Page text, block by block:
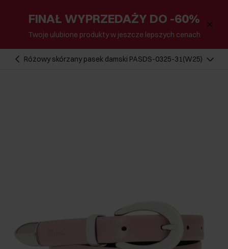
FINAŁ WYPRZEDAŻY DO -60%
Twoje ulubione produkty w jeszcze lepszych cenach
Różowy skórzany pasek damski PASDS-0325-31(W25)